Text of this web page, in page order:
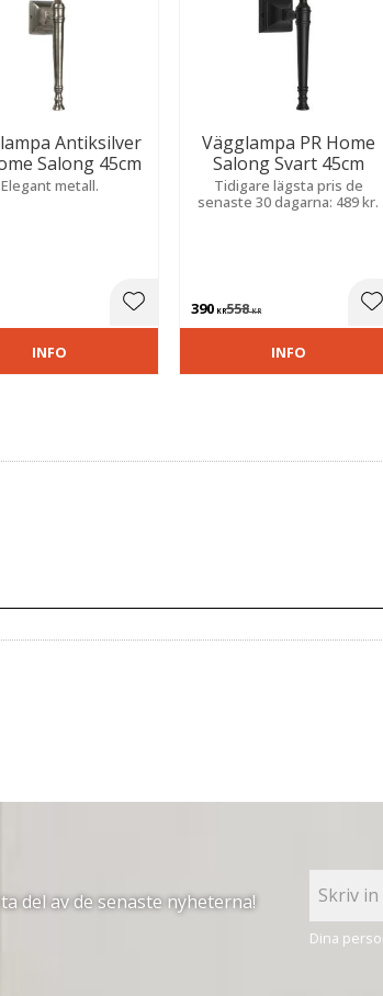
Antiksilver
Salong 45cm
Elegant metall.
Lägg till i favoriter
INFO
Vägglampa PR Home
Salong Svart 45cm
Tidigare lägsta pris de
senaste 30 dagarna: 489 kr.
390KR558KR
INFO
del av de senaste nyheterna!
Dina